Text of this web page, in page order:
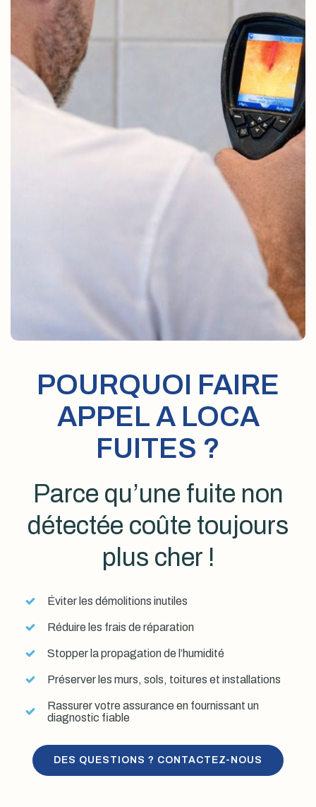
POURQUOI FAIRE
APPEL A LOCA
FUITES ?
Parce qu’une fuite non
détectée coûte toujours
plus cher !
Éviter les démolitions inutiles
Réduire les frais de réparation
Stopper la propagation de l’humidité
Préserver les murs, sols, toitures et installations
Rassurer votre assurance en fournissant un
diagnostic fiable
DES QUESTIONS ? CONTACTEZ-NOUS